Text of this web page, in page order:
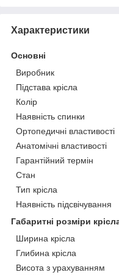
Характеристики
Основні
Виробник
Підстава крісла
Колір
Наявність спинки
Ортопедичні властивості
Анатомічні властивості
Гарантійний термін
Стан
Тип крісла
Наявність підсвічування
Габаритні розміри
Ширина крісла
Глибина крісла
Висота з урахуванням